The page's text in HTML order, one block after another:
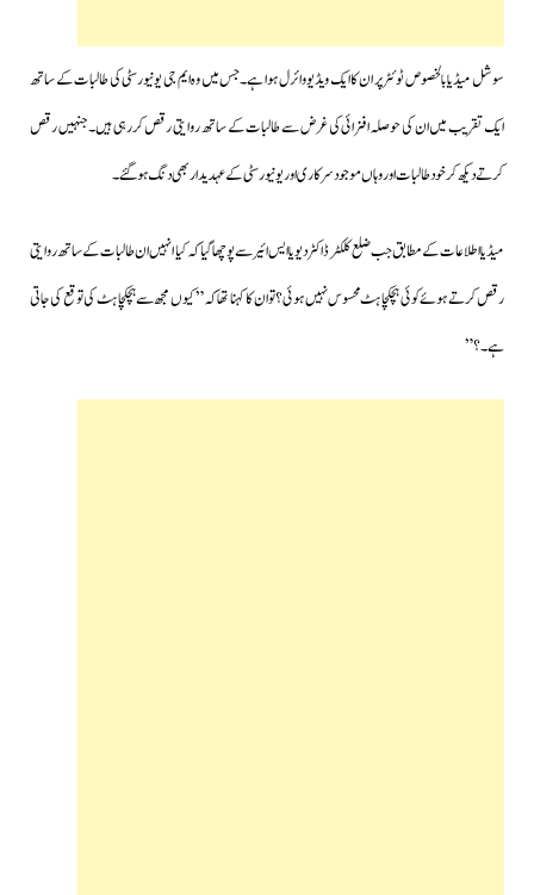
سوشل میڈیا بالخصوص ٹوئٹر پر ان کا ایک ویڈیو وائرل ہوا ہے۔جس میں وہ ایم جی یونیورسٹی کی طالبات کے ساتھ
ایک تقریب میں ان کی حوصلہ افزائی کی غرض سے طالبات کے ساتھ روایتی رقص کررہی ہیں۔جنہیں رقص
کرتے دیکھ کر خود طالبات اور وہاں موجود سرکاری اور یونیورسٹی کے عہدیدار بھی دنگ ہوگئے۔
میڈیا اطلاعات کے مطابق جب ضلع کلکٹر ڈاکٹر دیویا ایس ائیر سے پوچھا گیا کہ کیا انہیں ان طالبات کے ساتھ روایتی
رقص کرتے ہوئے کوئی ہچکچاہٹ محسوس نہیں ہوئی؟ تو ان کا کہنا تھا کہ” کیوں مجھ سے ہچکچاہٹ کی توقع کی جاتی
ہے۔؟ ”